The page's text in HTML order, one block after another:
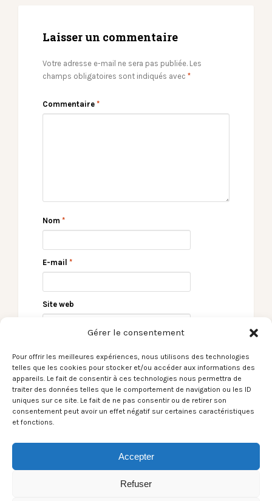
Gérer le consentement
Pour offrir les meilleures expériences, nous utilisons des technologies
telles que les cookies pour stocker et/ou accéder aux informations des
appareils. Le fait de consentir à ces technologies nous permettra de
traiter des données telles que le comportement de navigation ou les ID
uniques sur ce site. Le fait de ne pas consentir ou de retirer son
consentement peut avoir un effet négatif sur certaines caractéristiques
et fonctions.
Accepter
Refuser
Laisser un commentaire
Votre adresse e-mail ne sera pas publiée. Les
champs obligatoires sont indiqués avec *
Commentaire *
Nom *
E-mail *
Site web
Guillaume Perret / A
← Le Son du moment –
Lisa Spada / I Rise